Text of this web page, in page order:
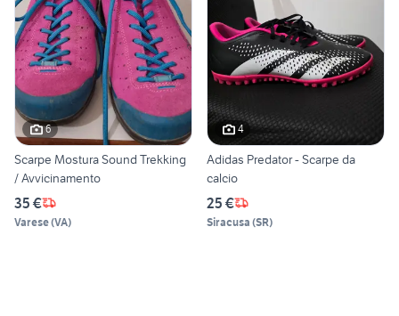
6
Scarpe Mostura Sound Trekking
/ Avvicinamento
35 €
Varese(VA)
4
Adidas Predator - Scarpe da
calcio
25 €
Siracusa (SR)